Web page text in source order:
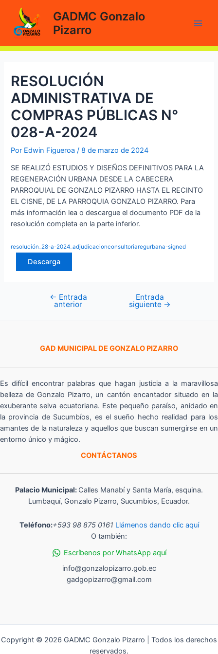
contenido
GADMC Gonzalo
Pizarro
RESOLUCIÓN
ADMINISTRATIVA DE
COMPRAS PÚBLICAS N°
028-A-2024
Por Edwin Figueroa/ 8 de marzo de 2024
SE REALIZÓ ESTUDIOS Y DISEÑOS DEFINITIVOS PARA LA
REGENERACIÓN URBANA DESDE LA CABECERA
PARROQUIAL DE GONZALO PIZARRO HASTA EL RECINTO
EL CISNE, DE LA PARROQUIA GONZALO PIZARRO. Para
más información lea o descargue el documento PDF de la
resolución completa en la parte inferior.
resolución_28-a-2024_adjudicacionconsultoriaregurbana-signed
Descarga
Navegación
← Entrada
anterior
Entrada
siguiente →
GAD MUNICIPAL DE GONZALO PIZARRO
Es difícil encontrar palabras que hagan justicia a la maravillosa
belleza de Gonzalo Pizarro, un cantón encantador situado en la
exuberante selva ecuatoriana. Este pequeño paraíso, anidado en
la provincia de Sucumbíos, es el sueño hecho realidad para los
amantes de la naturaleza y aquellos que buscan sumergirse en un
entorno único y mágico.
CONTÁCTANOS
Palacio Municipal: Calles Manabí y Santa María, esquina.
Lumbaquí, Gonzalo Pizarro, Sucumbios, Ecuador.
Teléfono:+593 98 875 0161 Llámenos dando clic aquí
O también:
Escríbenos por WhatsApp aquí
info@gonzalopizarro.gob.ec
gadgopizarro@gmail.com
Copyright © 2026 GADMC Gonzalo Pizarro | Todos los derechos
reservados.